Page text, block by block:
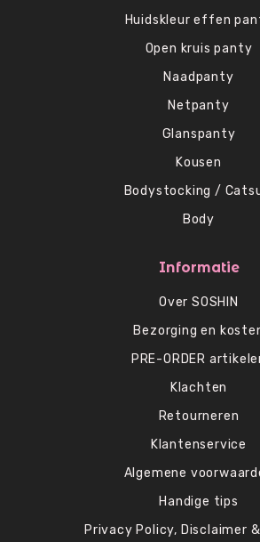
Huidskleur effen
Open kruis panty
Naadpanty
Netpanty
Glanspanty
Kousen
Bodystocking /
Body
Informatie
Over SOSHIN
Bezorging en
PRE-ORDER
Klachten
Retourneren
Klantenservice
Algemene
Handige tips
Privacy Policy, Disclaimer